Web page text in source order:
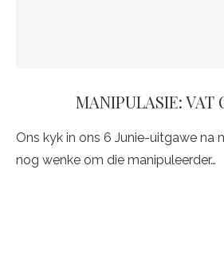
MANIPULASIE: VAT
Ons kyk in ons 6 Junie-uitgawe na
nog wenke om die manipuleerder…